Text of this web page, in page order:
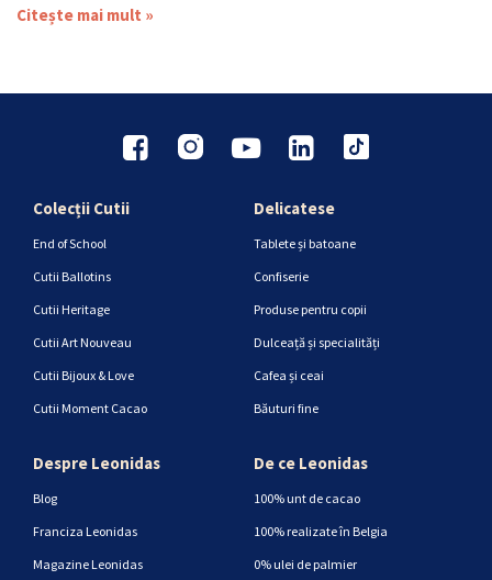
Citește mai mult »
Colecții Cutii
End of School
Cutii Ballotins
Cutii Heritage
Cutii Art Nouveau
Cutii Bijoux & Love
Cutii Moment Cacao
Delicatese
Tablete și batoane
Confiserie
Produse pentru copii
Dulceață și specialități
Cafea și ceai
Băuturi fine
Despre Leonidas
Blog
Franciza Leonidas
Magazine Leonidas
De ce Leonidas
100% unt de cacao
100% realizate în Belgia
0% ulei de palmier